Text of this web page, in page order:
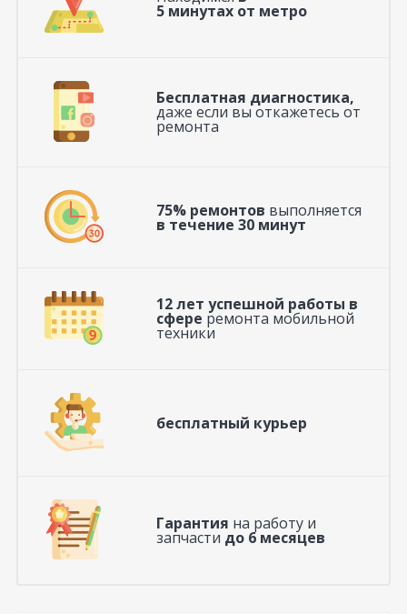
5 минутах от метро
Бесплатная диагностика,
даже если вы откажетесь от
ремонта
75% ремонтов выполняется
в течение 30 минут
12 лет успешной работы в
сфере ремонта мобильной
техники
бесплатный курьер
Гарантия на работу и
запчасти до 6 месяцев